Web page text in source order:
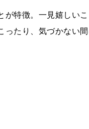
が特徴。一見嬉しい
たり、気づかない